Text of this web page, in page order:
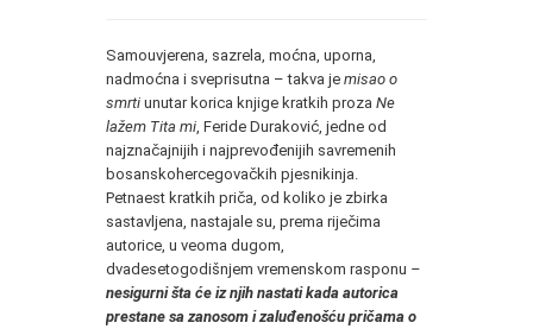
Samouvjerena, sazrela, moćna, uporna,
nadmoćna i sveprisutna – takva je misao o
smrti unutar korica knjige kratkih proza Ne
lažem Tita mi , Feride Duraković, jedne od
najznačajnijih i najprevođenijih savremenih
bosanskohercegovačkih pjesnikinja.
Petnaest kratkih priča, od koliko je zbirka
sastavljena, nastajale su, prema riječima
autorice, u veoma dugom,
dvadesetogodišnjem vremenskom rasponu –
nesigurni šta će iz njih nastati kada autorica
prestane sa zanosom i zaluđenošću pričama o